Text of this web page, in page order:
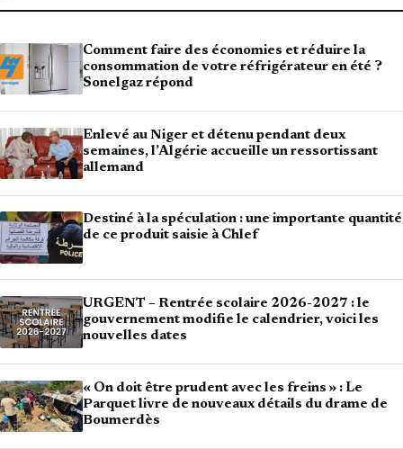
Comment faire des économies et réduire la
consommation de votre réfrigérateur en été ?
Sonelgaz répond
Enlevé au Niger et détenu pendant deux
semaines, l’Algérie accueille un ressortissant
allemand
Destiné à la spéculation : une importante quantité
de ce produit saisie à Chlef
URGENT – Rentrée scolaire 2026-2027 : le
gouvernement modifie le calendrier, voici les
nouvelles dates
« On doit être prudent avec les freins » : Le
Parquet livre de nouveaux détails du drame de
Boumerdès